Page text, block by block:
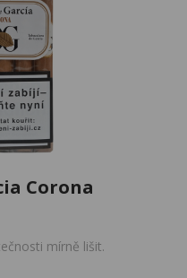
Corona
mírně lišit.